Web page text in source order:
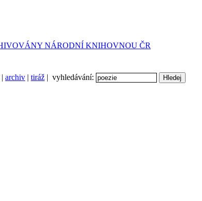
| archiv | tiráž | vyhledávání: